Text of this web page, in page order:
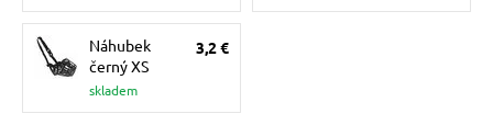
mačky
Náhubek
černý XS
skladem
3,2 €